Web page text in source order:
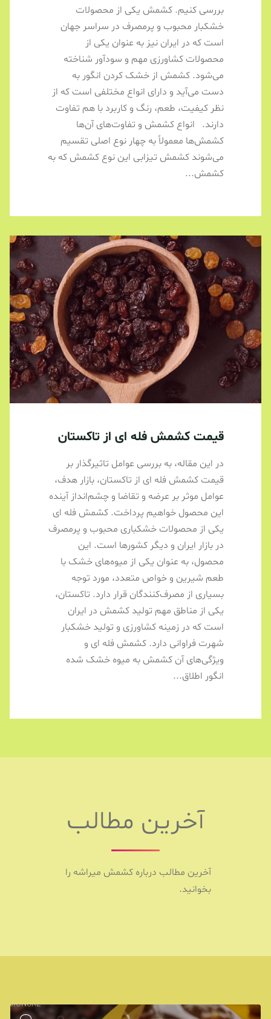
بررسی کنیم. کشمش یکی از محصولات
خشکبار محبوب و پرمصرف در سراسر جهان
است که در ایران نیز به عنوان یکی از
محصولات کشاورزی مهم و سودآور شناخته
می‌شود. کشمش از خشک کردن انگور به
دست می‌آید و دارای انواع مختلفی است که از
نظر کیفیت، طعم، رنگ و کاربرد با هم تفاوت
دارند. انواع کشمش و تفاوت‌های آن‌ها
کشمش‌ها معمولاً به چهار نوع اصلی تقسیم
می‌شوند کشمش تیزابی این نوع کشمش که به
کشمش...
قیمت کشمش فله ای از تاکستان
در این مقاله، به بررسی عوامل تاثیرگذار بر
قیمت کشمش فله ای از تاکستان، بازار هدف،
عوامل موثر بر عرضه و تقاضا و چشم‌انداز آینده
این محصول خواهیم پرداخت. کشمش فله ای
یکی از محصولات خشکباری محبوب و پرمصرف
در بازار ایران و دیگر کشورها است. این
محصول، به عنوان یکی از میوه‌های خشک با
طعم شیرین و خواص متعدد، مورد توجه
بسیاری از مصرف‌کنندگان قرار دارد. تاکستان،
یکی از مناطق مهم تولید کشمش در ایران
است که در زمینه کشاورزی و تولید خشکبار
شهرت فراوانی دارد. کشمش فله ای و
ویژگی‌های آن کشمش به میوه خشک شده
انگور اطلاق...
آخرین مطالب
آخرین مطالب درباره کشمش میراشه را
بخوانید.